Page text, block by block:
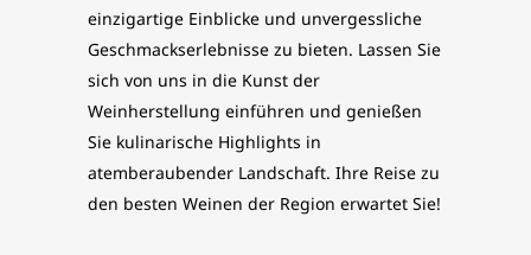
einzigartige Einblicke und unvergessliche
Geschmackserlebnisse zu bieten. Lassen Sie
sich von uns in die Kunst der
Weinherstellung einführen und genießen
Sie kulinarische Highlights in
atemberaubender Landschaft. Ihre Reise zu
den besten Weinen der Region erwartet Sie!